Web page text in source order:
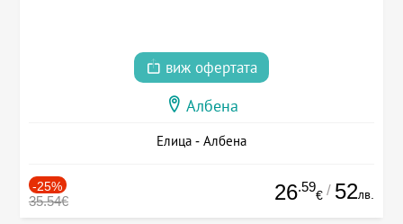
виж офертата
Албена
Елица - Албена
-25%
35.54€ 26.59
€ / 52лв.